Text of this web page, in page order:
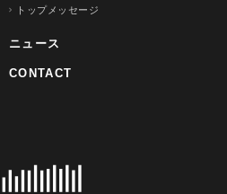
トップメッセージ
ニュース
CONTACT